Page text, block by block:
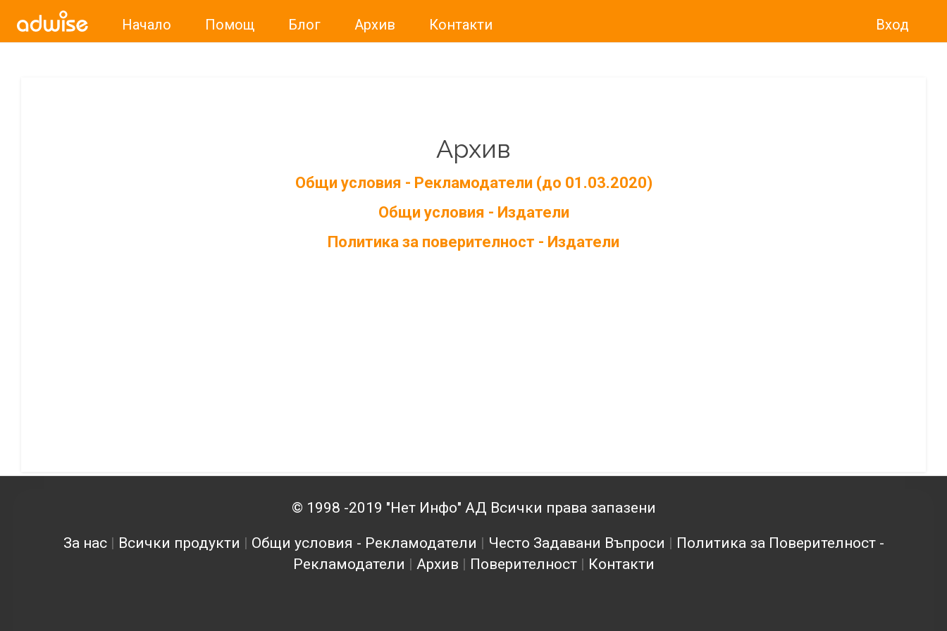
Начало Помощ Блог Архив Контакти Вход
Архив
Общи условия - Рекламодатели (до 01.03.2020)
Общи условия - Издатели
Политика за поверителност - Издатели
© 1998 -2019 "Нет Инфо" АД Всички права запазени
За нас| Всички продукти | Общи условия - Рекламодатели | Често Задавани Въпроси | Политика за Поверителност -
Рекламодатели | Архив | Поверителност| Контакти